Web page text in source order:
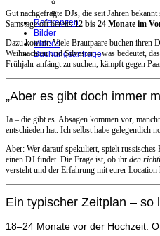
Referenzen
Bilder
Videos
Buchungsanfrage
Gut nachgefragte DJs, die seit Jahren
Samstage oft bereits12 bis 24 Monate im
Dazu kommt: Viele Brautpaare buchen ihren
Weihnachten und Silvester – was bedeutet,
Frühjahr anfängt zu suchen, kämpft gegen
„Aber es gibt doch immer
Ja – die gibt es. Absagen kommen vor,
entschieden hat. Ich selbst habe gelegentlich
Aber: Wer darauf spekuliert, spielt
einen DJ findet. Die Frage ist, ob ihr den
versteht und der Erfahrung mit eurer Location
Ein typischer Zeitplan – so
18–24 Monate vor der Hochzeit: